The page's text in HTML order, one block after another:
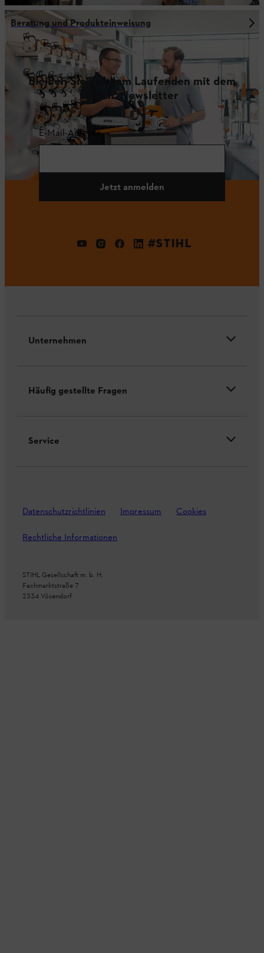
Beratung und Produkteinweisung
Bleiben Sie auf dem Laufenden mit dem
STIHL Newsletter
E-Mail-Adresse
Jetzt anmelden
#STIHL
Unternehmen
Häufig gestellte Fragen
Service
Datenschutzrichtlinien Impressum Cookies
Rechtliche Informationen
STIHL Gesellschaft m. b. H.
Fachmarktstraße 7
2334 Vösendorf